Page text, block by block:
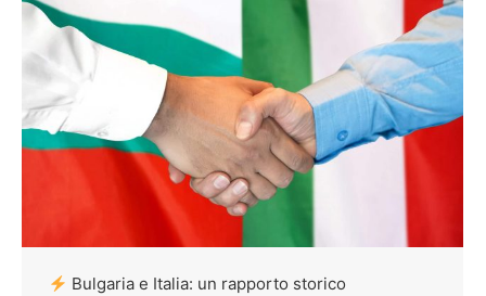
Bulgaria e Italia: un rapporto storico